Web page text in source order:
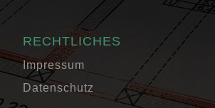
RECHTLICHES
Impressum
Datenschutz